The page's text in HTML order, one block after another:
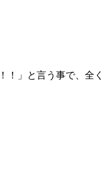
」と言う事で、全